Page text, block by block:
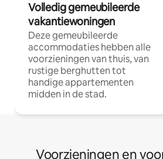
Volledig gemeubileerde
vakantiewoningen
Deze gemeubileerde
accommodaties hebben alle
voorzieningen van thuis, van
rustige berghutten tot
handige appartementen
midden in de stad.
Voorzieningen en